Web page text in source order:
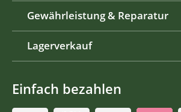
Gewährleistung & Reparatur
Lagerverkauf
Einfach bezahlen